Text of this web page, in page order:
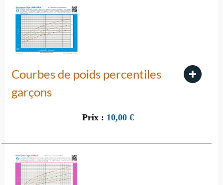
Courbes de poids percentiles
garçons
Prix : 10,00 €